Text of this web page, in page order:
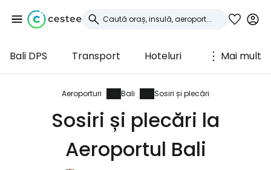
Bali DPS Transport Hoteluri Mai mult
Aeroporturi Bali Sosiri și plecări
Sosiri și plecări la
Aeroportul Bali
Conectați-vă la
Cestee
... comunitatea mondială a călătorilor
Continuați cu Google